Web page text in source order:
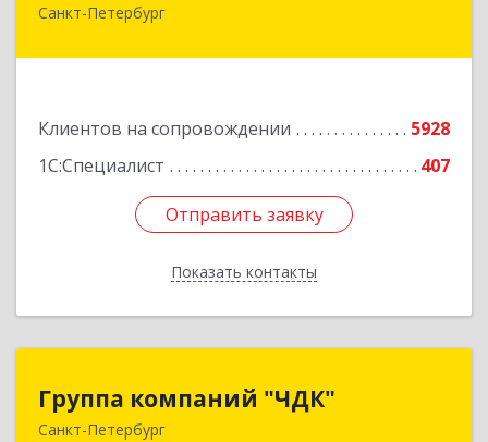
Санкт-Петербург
Клиентов на сопровождении
5928
1С:Специалист
407
Отправить заявку
Показать контакты
195112, Санкт-Петербург г, Заневский пр-кт,
Отправить заявку
Назад
Группа компаний "ЧДК"
Санкт-Петербург
Группа компаний "ЧДК"
191119, Санкт-Петербург г, вн.тер.г.